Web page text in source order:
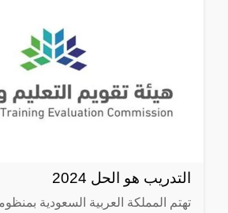
التدريب هو الحل 2024
تهتم المملكة العربية السعودية